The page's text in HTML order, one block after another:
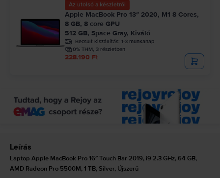
Az utolsó a készletről
Apple MacBook Pro 13″ 2020, M1 8 Cores,
8 GB, 8 core GPU
512 GB, Space Gray, Kiváló
Becsült kiszállítás: 1-3 munkanap
0% THM, 3 részletben
228.190 Ft
Leírás
Laptop Apple MacBook Pro 16″ Touch Bar 2019, i9 2.3 GHz, 64 GB,
AMD Radeon Pro 5500M, 1 TB, Silver, Újszerű